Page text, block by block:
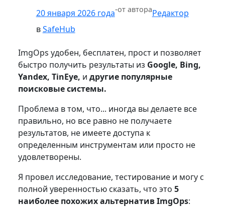
20 января 2026 года-от автораРедактор
вSafeHub
ImgOps удобен, бесплатен, прост и позволяет
быстро получить результаты из Google, Bing,
Yandex, TinEye, и другие популярные
поисковые системы.
Проблема в том, что... иногда вы делаете все
правильно, но все равно не получаете
результатов, не имеете доступа к
определенным инструментам или просто не
удовлетворены.
Я провел исследование, тестирование и могу с
полной уверенностью сказать, что это 5
наиболее похожих альтернатив ImgOps: